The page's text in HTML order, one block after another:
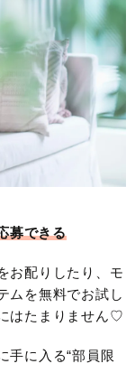
募できる
お配りしたり、モ
ムを無料でお試し
はたまりません♡
手に入る“部員限